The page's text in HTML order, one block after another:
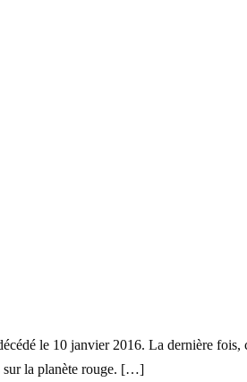
le 10 janvier 2016. La dernière fois,
sur la planète rouge. […]